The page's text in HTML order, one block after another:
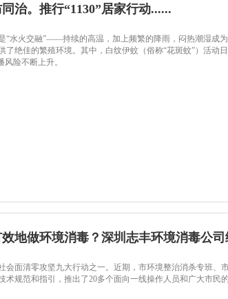
治。推行“1130”居家行动......
“水火交融”——持续的高温，加上频繁的降雨，闷热潮湿成
了绝佳的繁殖环境。其中，白纹伊蚊（俗称“花斑蚊”）活动
风险不断上升。
地做环境消毒？深圳志丰环境消毒公
会面清零攻坚九大行动之一。近期，市环境整治消杀专班、
术规范和指引，推出了20多个面向一线操作人员和广大市民